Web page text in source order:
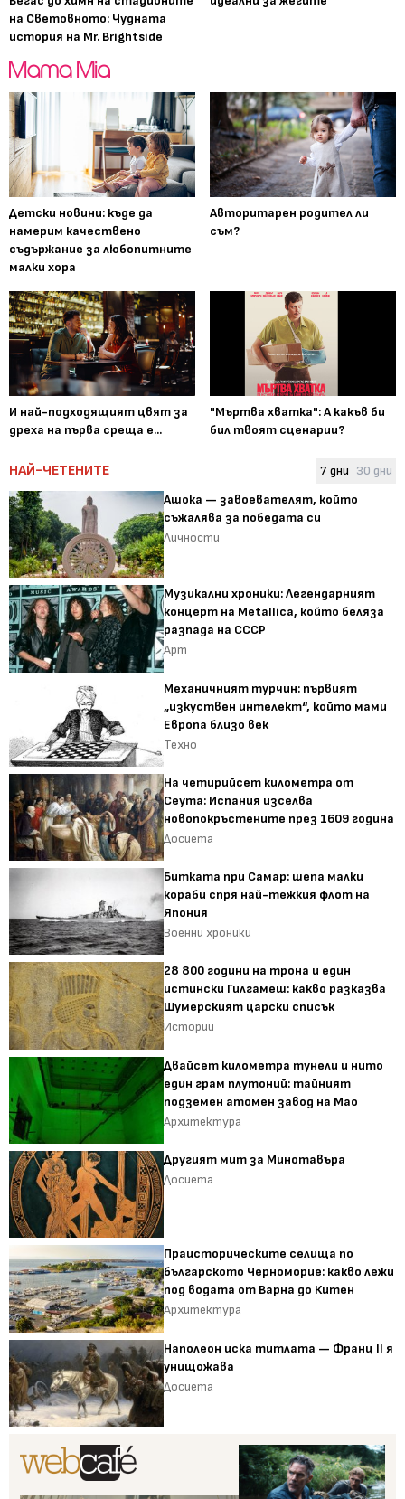
на Световното: Чудната
история на Mr. Brightside
Детски новини: къде да
намерим качествено
съдържание за любопитните
малки хора
Авторитарен родител ли
съм?
И най-подходящият цвят за
дреха на първа среща е...
"Мъртва хватка": А какъв би
бил твоят сценарии?
НАЙ-ЧЕТЕНИТЕ 7 дни 30 дни
Ашока — завоевателят, който
съжалява за победата си
Личности
Музикални хроники: Легендарният
концерт на Metallica, който беляза
разпада на СССР
Арт
Механичният турчин: първият
„изкуствен интелект“, който мами
Европа близо век
Техно
На четирийсет километра от
Сеута: Испания изселва
новопокръстените през 1609 година
Досиета
Битката при Самар: шепа малки
кораби спря най-тежкия флот на
Япония
Военни хроники
28 800 години на трона и един
истински Гилгамеш: какво разказва
Шумерският царски списък
Истории
Двайсет километра тунели и нито
един грам плутоний: тайният
подземен атомен завод на Мао
Архитектура
Другият мит за Минотавъра
Досиета
Праисторическите селища по
българското Черноморие: какво лежи
под водата от Варна до Китен
Архитектура
Наполеон иска титлата — Франц II я
унищожава
Досиета